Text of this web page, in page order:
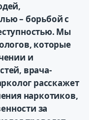
– борьбой с
Мы
которые
и
врача-
расскажет
наркотиков,
за